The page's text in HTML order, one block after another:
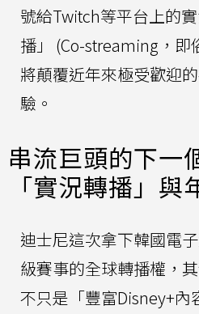
號給Twitch等平台上的
播」 (Co-streaming，
將顛覆近年來極受歡迎
驗。
串流巨頭的下
「實況轉播」
迪士尼這次拿下韓國電
級賽事的全球轉播權，
不只是「豐富Disney+內